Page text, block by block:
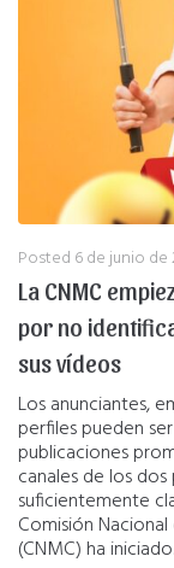
Posted 6 de junio de
La CNMC
por no
sus vídeos
Los anunciantes,
perfiles pueden
publicaciones
canales de los
suficientemente
Comisión
(CNMC) ha